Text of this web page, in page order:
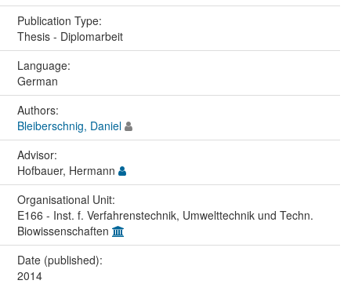
Publication Type:
Thesis - Diplomarbeit
Language:
German
Authors:
Bleiberschnig, Daniel
Advisor:
Hofbauer, Hermann
Organisational Unit:
E166 - Inst. f. Verfahrenstechnik, Umwelttechnik und Techn.
Biowissenschaften
Date (published):
2014